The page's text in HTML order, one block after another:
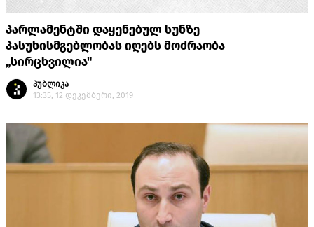
პარლამენტში დაყენებულ სუნზე
პასუხისმგებლობას იღებს მოძრაობა
„სირცხვილია"
პუბლიკა
13:35, 12 დეკემბერი, 2019